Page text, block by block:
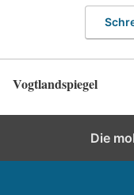
Vogtlandspiegel
Die